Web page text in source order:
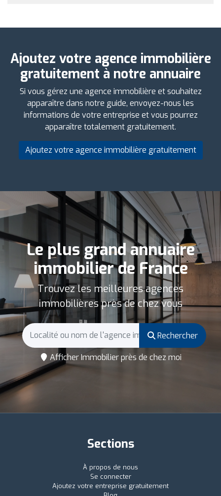
Ajoutez votre agence immobilière
gratuitement à notre annuaire
Si vous gérez une agence immobilière et souhaitez
apparaître dans notre guide, envoyez-nous les
informations de votre entreprise et vous pourrez
apparaître totalement gratuitement.
Ajoutez votre agence immobilière gratuitement
Le plus grand annuaire
immobilier de France
Trouvez les meilleures agences
immobilières près de chez vous
Rechercher
Afficher Immobilier près de chez moi
Sections
À propos de nous
Se connecter
Ajoutez votre entreprise gratuitement